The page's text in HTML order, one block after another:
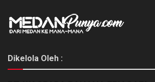
Dikelola Oleh :